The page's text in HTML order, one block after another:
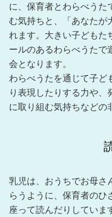
に、保育者とわらべうた
む気持ちと、「あなたが
れます。大きい子どもた
ールのあるわらべうたで
会となります。
わらべうたを通じて子ど
り表現したりする力や
に取り組む気持ちなどの
乳児は、おうちでお母さ
らうように、保育者のひ
座って読んだりしていま